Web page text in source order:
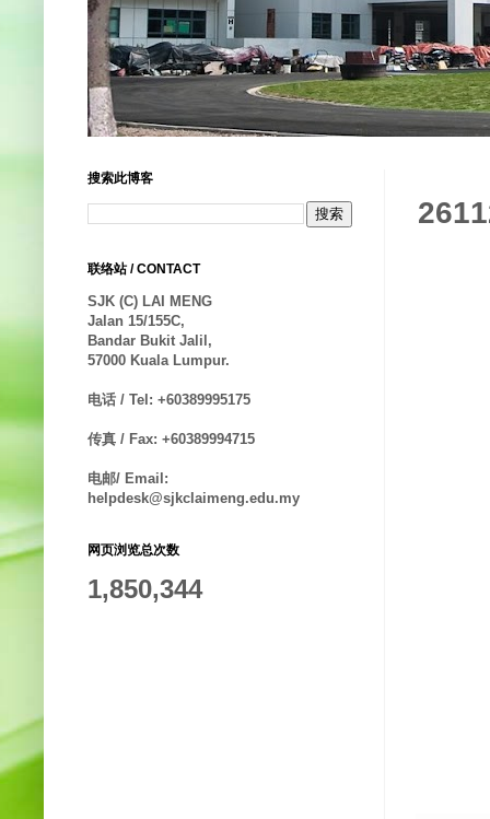
搜索此博客
联络站 / CONTACT
SJK (C) LAI MENG
Jalan 15/155C,
Bandar Bukit Jalil,
57000 Kuala Lumpur.
电话 / Tel: +60389995175
传真 / Fax: +60389994715
电邮/ Email:
helpdesk@sjkclaimeng.edu.my
网页浏览总次数
1,850,344